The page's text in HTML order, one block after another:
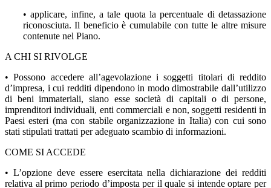
• applicare, infine, a tale quota la percentuale di detassazione
riconosciuta. Il beneficio è cumulabile con tutte le altre misure
contenute nel Piano.
A CHI SI RIVOLGE
• Possono accedere all’agevolazione i soggetti titolari di reddito
d’impresa, i cui redditi dipendono in modo dimostrabile dall’utilizzo
di beni immateriali, siano esse società di capitali o di persone,
imprenditori individuali, enti commerciali e non, soggetti residenti in
Paesi esteri (ma con stabile organizzazione in Italia) con cui sono
stati stipulati trattati per adeguato scambio di informazioni.
COME SI ACCEDE
• L’opzione deve essere esercitata nella dichiarazione dei redditi
relativa al primo periodo d’imposta per il quale si intende optare per